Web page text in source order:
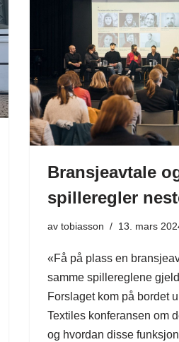
Bransjeavtale
spilleregler
av tobiasson 13. mars
«Få på plass en
samme spillereglene
Forslaget kom på bordet
Textiles konferansen om
og hvordan disse